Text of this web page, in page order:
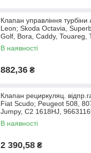
Клапан управління
Leon; Skoda Octavia,
Golf, Bora, Caddy, Touareg,
Sharan,
В наявності
882,36 ₴
Клапан рециркуляц.
Fiat Scudo; Peugeot 508,
Jumpy, C2 1618HJ,
В наявності
2 390,58 ₴